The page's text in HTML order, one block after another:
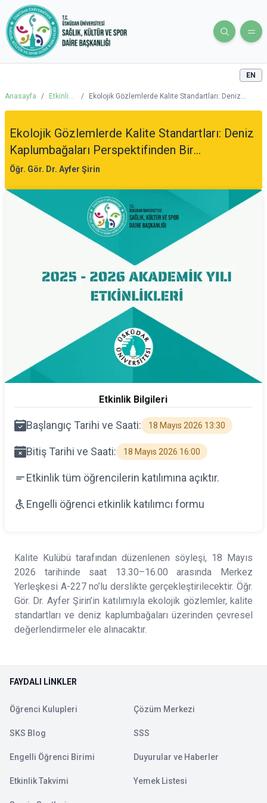
EN
Anasayfa /
Etkinlik
/
Ekolojik Gözlemlerde Kalite Standartları: Deniz
Ekolojik Gözlemlerde Kalite Standartları: Deniz
Kaplumbağaları Perspektifinden Bir
Değerlendirme
Öğr. Gör. Dr. Ayfer Şirin
Etkinlik Bilgileri
Başlangıç Tarihi ve Saati: 18 Mayıs 2026 13:30
Bitiş Tarihi ve Saati: 18 Mayıs 2026 16:00
Etkinlik tüm öğrencilerin katılımına açıktır.
Engelli öğrenci etkinlik katılımcı formu
Kalite Kulübü tarafından düzenlenen söyleşi, 18 Mayıs
2026 tarihinde saat 13.30–16.00 arasında Merkez
Yerleşkesi A-227 no’lu derslikte gerçekleştirilecektir. Öğr.
Gör. Dr. Ayfer Şirin’in katılımıyla ekolojik gözlemler, kalite
standartları ve deniz kaplumbağaları üzerinden çevresel
değerlendirmeler ele alınacaktır.
FAYDALI LINKLER
Öğrenci Kulupleri Çözüm Merkezi
SKS Blog SSS
Engelli Öğrenci Birimi Duyurular ve Haberler
Etkinlik Takvimi Yemek Listesi